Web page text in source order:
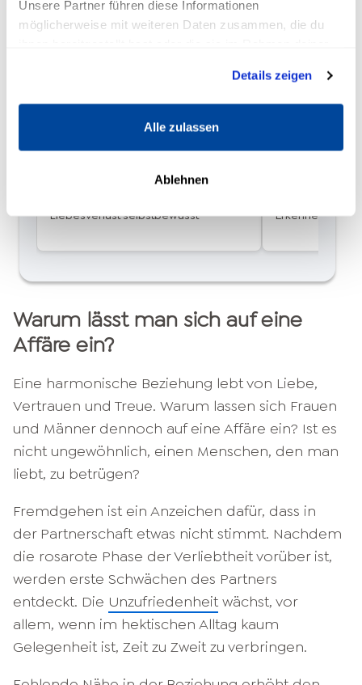
Unsere Partner führen diese Informationen
möglicherweise mit weiteren Daten zusammen, die du
Details zeigen
Alle zulassen
Ablehnen
Liebesverlust selbstbewusst
Erkenne die 10
Warum lässt man sich auf eine
Affäre ein?
Eine harmonische Beziehung lebt von Liebe,
Vertrauen und Treue. Warum lassen sich Frauen
und Männer dennoch auf eine Affäre ein? Ist es
nicht ungewöhnlich, einen Menschen, den man
liebt, zu betrügen?
Fremdgehen ist ein Anzeichen dafür, dass in
der Partnerschaft etwas nicht stimmt. Nachdem
die rosarote Phase der Verliebtheit vorüber ist,
werden erste Schwächen des Partners
entdeckt. Die Unzufriedenheit wächst, vor
allem, wenn im hektischen Alltag kaum
Gelegenheit ist, Zeit zu Zweit zu verbringen.